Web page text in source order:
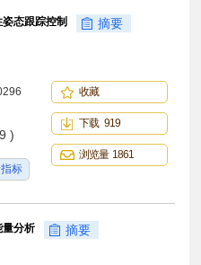
态跟踪控制 摘要
)
标
收藏
下载 919
浏览量 1861
量分析 摘要